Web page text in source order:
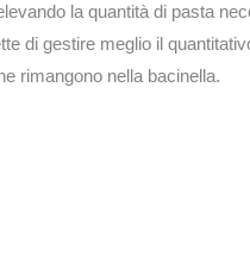
la quantità di pasta
di gestire meglio il
rimangono nella bacinella.